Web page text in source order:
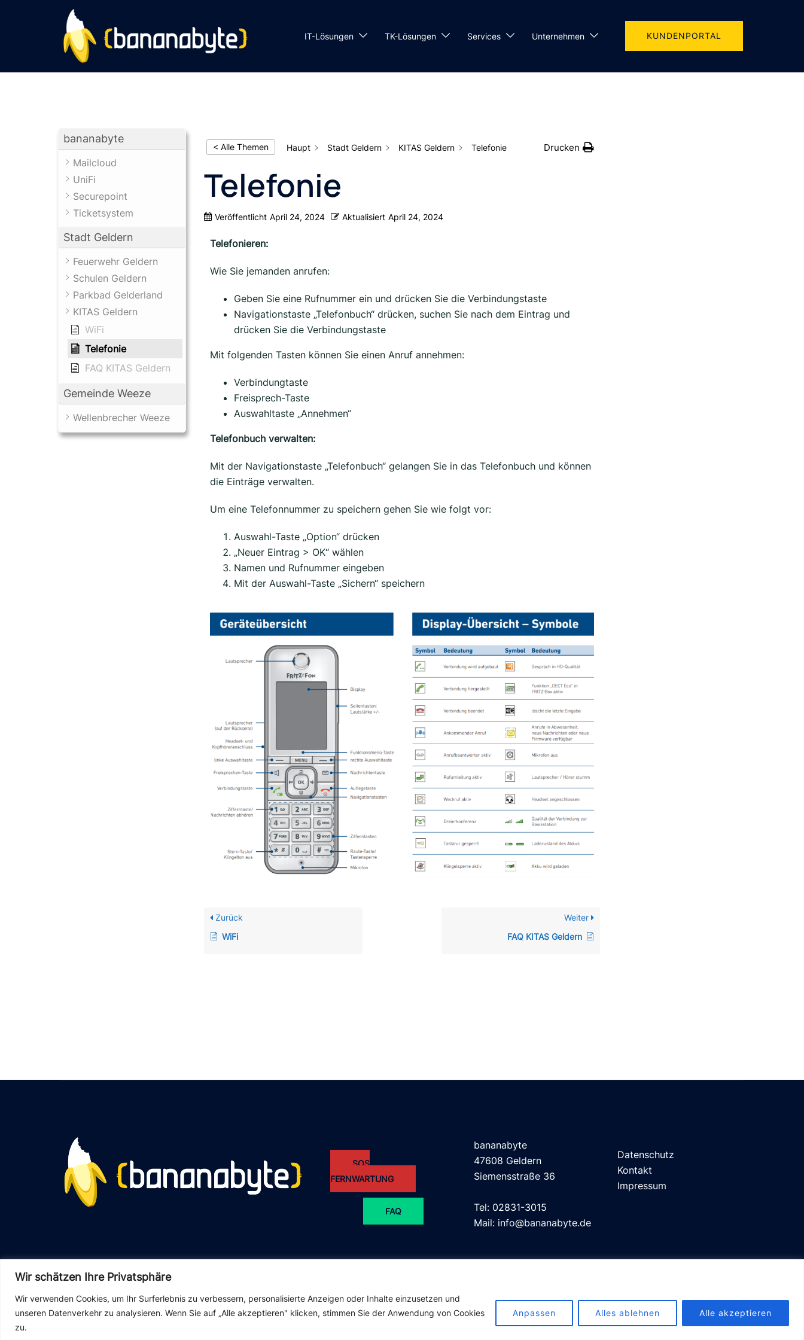
Wir schätzen Ihre Privatsphäre
Wir verwenden Cookies, um Ihr Surferlebnis zu verbessern, personalisierte Anzeigen oder Inhalte einzusetzen und
unseren Datenverkehr zu analysieren. Wenn Sie auf „Alle akzeptieren" klicken, stimmen Sie der Anwendung von Cookies
zu.
Anpassen Alles ablehnen Alle akzeptieren
IT-Lösungen TK-Lösungen Services Unternehmen KUNDENPORTAL
bananabyte
Mailcloud
UniFi
Securepoint
Ticketsystem
Stadt Geldern
Feuerwehr Geldern
Schulen Geldern
Parkbad Gelderland
KITAS Geldern
WiFi
Telefonie
FAQ KITAS Geldern
Gemeinde Weeze
Wellenbrecher Weeze
< Alle Themen Haupt Stadt Geldern KITAS Geldern Telefonie Drucken
Telefonie
Veröffentlicht April 24, 2024 Aktualisiert April 24, 2024
Telefonieren:
Wie Sie jemanden anrufen:
Geben Sie eine Rufnummer ein und drücken Sie die Verbindungstaste
Navigationstaste „Telefonbuch“ drücken, suchen Sie nach dem Eintrag und
drücken Sie die Verbindungstaste
Mit folgenden Tasten können Sie einen Anruf annehmen:
Verbindungtaste
Freisprech-Taste
Auswahltaste „Annehmen“
Telefonbuch verwalten:
Mit der Navigationstaste „Telefonbuch“ gelangen Sie in das Telefonbuch und können
die Einträge verwalten.
Um eine Telefonnummer zu speichern gehen Sie wie folgt vor:
Auswahl-Taste „Option“ drücken
„Neuer Eintrag > OK“ wählen
Namen und Rufnummer eingeben
Mit der Auswahl-Taste „Sichern“ speichern
Zurück
WiFi
Weiter
FAQ KITAS Geldern
SOS
FERNWARTUNG
FAQ
bananabyte
47608 Geldern
Siemensstraße 36
Tel: 02831-3015
Mail: info@bananabyte.de
Datenschutz
Kontakt
Impressum